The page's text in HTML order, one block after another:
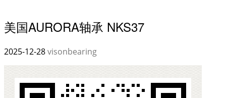
美国AURORA轴承 NKS37
2025-12-28visonbearing